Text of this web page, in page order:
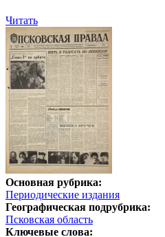
Читать
Основная рубрика:
Периодические издания
Географическая подрубрика:
Псковская область
Ключевые слова: